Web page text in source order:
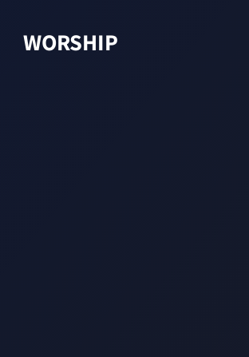
WORSHIP